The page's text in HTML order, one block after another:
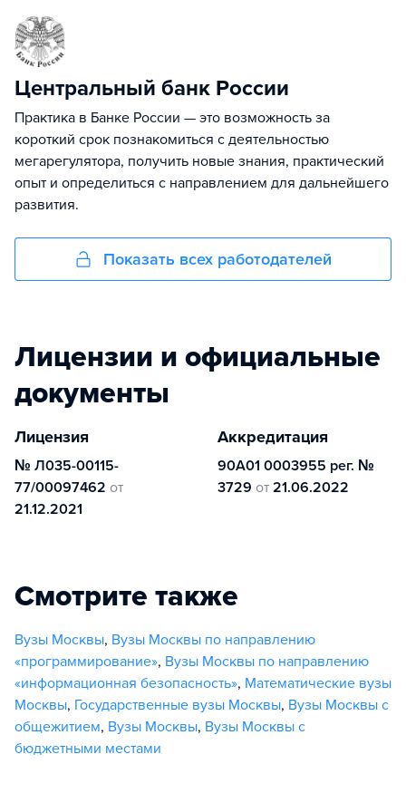
Центральный банк России
Практика в Банке России — это возможность за
короткий срок познакомиться с деятельностью
мегарегулятора, получить новые знания, практический
опыт и определиться с направлением для дальнейшего
развития.
Показать всех работодателей
Лицензии и официальные
документы
Лицензия
№ Л035-00115-
77/00097462 от
21.12.2021
Аккредитация
90А01 0003955 рег. №
3729 от 21.06.2022
Смотрите также
Вузы Москвы, Вузы Москвы по направлению
«программирование», Вузы Москвы по направлению
«информационная безопасность», Математические вузы
Москвы, Государственные вузы Москвы, Вузы Москвы с
общежитием, Вузы Москвы, Вузы Москвы с
бюджетными местами